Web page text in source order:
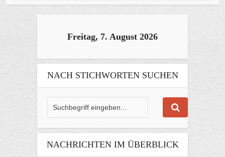
Freitag, 7. August 2026
NACH STICHWORTEN SUCHEN
NACHRICHTEN IM ÜBERBLICK